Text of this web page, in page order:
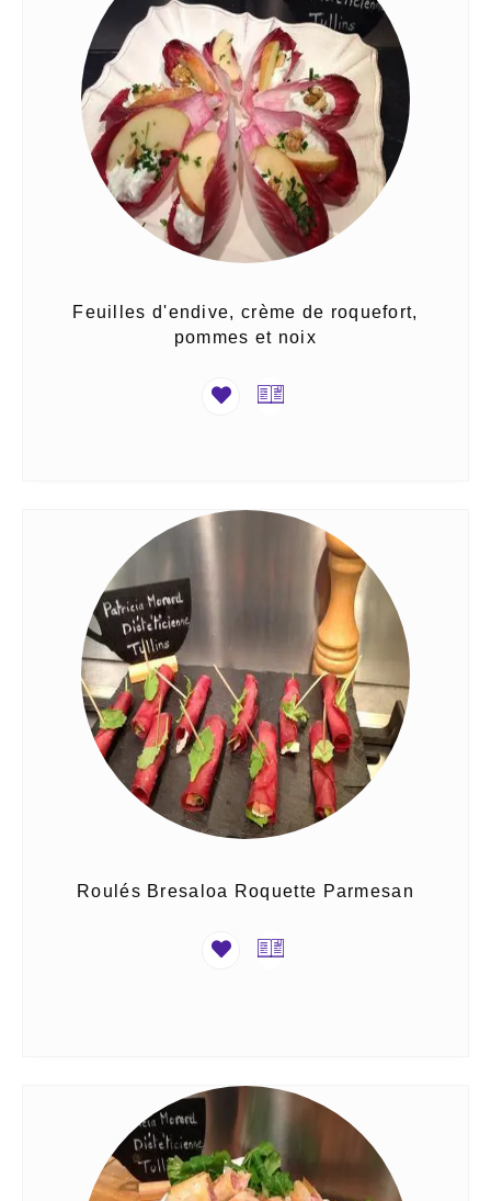
Feuilles d'endive, crème de roquefort,
pommes et noix
Roulés Bresaloa Roquette Parmesan